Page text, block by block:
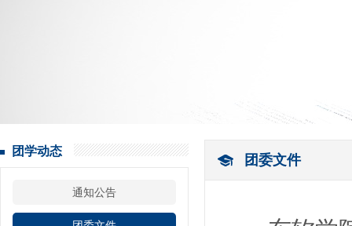
团学动态
通知公告
团委文件